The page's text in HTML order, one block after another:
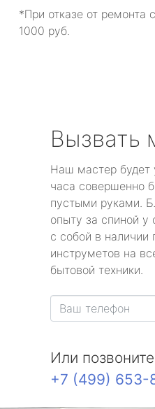
*При отказе от ремонта
1000 руб.
Вызвать
Наш мастер будет
часа совершенно
пустыми руками.
опыту за спиной у
с собой в наличии
инструметов на
бытовой техники.
Или
+7 (499) 653-